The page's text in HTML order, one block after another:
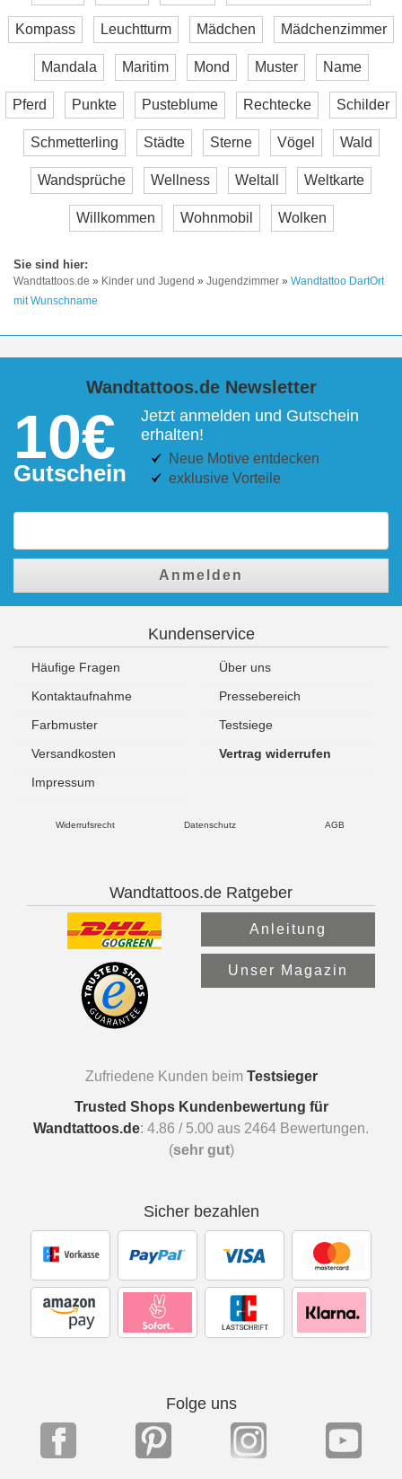
Kompass Leuchtturm Mädchen Mädchenzimmer
Mandala Maritim Mond Muster Name
Pferd Punkte Pusteblume Rechtecke Schilder
Schmetterling Städte Sterne Vögel Wald
Wandsprüche Wellness Weltall Weltkarte
Willkommen Wohnmobil Wolken
Wandtattoos.de » Kinder und Jugend » Jugendzimmer » Wandtattoo DartOrt
mit Wunschname
Wandtattoos.de Newsletter
10€
Gutschein
Jetzt anmelden und Gutschein
erhalten!
Neue Motive entdecken
exklusive Vorteile
Anmelden
Kundenservice
Häufige Fragen
Über uns
Kontaktaufnahme
Pressebereich
Farbmuster
Testsiege
Versandkosten
Vertrag widerrufen
Impressum
Widerrufsrecht Datenschutz AGB
Wandtattoos.de Ratgeber
Anleitung
Unser Magazin
Zufriedene Kunden beim Testsieger
Trusted Shops Kundenbewertung für
Wandtattoos.de: 4.86 / 5.00 aus 2464 Bewertungen.
(sehr gut)
Sicher bezahlen
Folge uns